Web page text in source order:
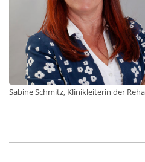
Sabine Schmitz, Klinikleiterin der